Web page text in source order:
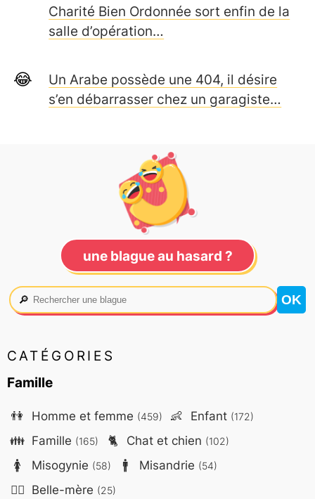
Charité Bien Ordonnée sort enfin de la
salle d’opération…
Un Arabe possède une 404, il désire
s’en débarrasser chez un garagiste…
une blague au hasard ?
🔎
CATÉGORIES
Famille
👫 Homme et femme (459) 👶 Enfant (172)
👪 Famille (165) 🐈 Chat et chien (102)
🚺 Misogynie (58) 🚹 Misandrie (54)
🤷‍♀️ Belle-mère (25)